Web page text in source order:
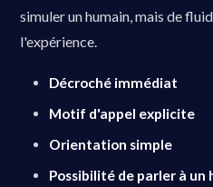
simuler un humain, mais de
l'expérience.
Décroché immédiat
Motif d'appel explicite
Orientation simple
Possibilité de parler à un